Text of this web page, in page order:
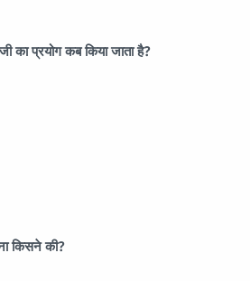
प्रयोग कब किया जाता है?
किसने की?